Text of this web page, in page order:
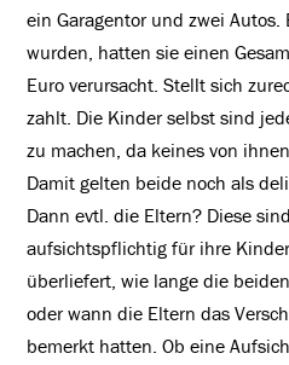
ein Garagentor und zwei
wurden, hatten sie einen
Euro verursacht. Stellt sich
zahlt. Die Kinder selbst sind
zu machen, da keines von
Damit gelten beide noch als
Dann evtl. die Eltern? Diese
aufsichtspflichtig für ihre
überliefert, wie lange die
oder wann die Eltern das
bemerkt hatten. Ob eine